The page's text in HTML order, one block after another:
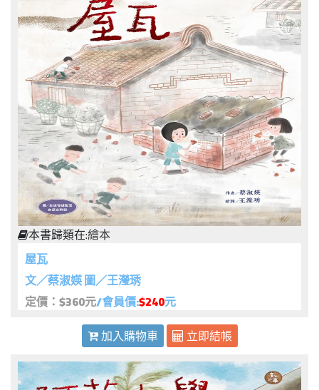
本書歸類在:繪本
屋瓦
文／蔡淑媖 圖／王瀅琇
定價：$360元/會員價:$240元
加入購物車
立即結帳